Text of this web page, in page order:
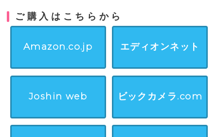
ご購入はこちらから
Amazon.co.jp エディオンネット
Joshin web ビックカメラ.com